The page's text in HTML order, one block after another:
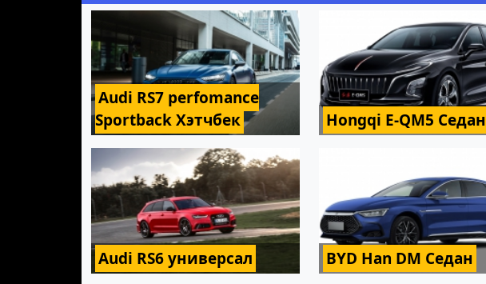
Audi RS7 perfomance
Sportback Хэтчбек
Hongqi E-QM5 Седан
Audi RS6 универсал BYD Han DM Седан